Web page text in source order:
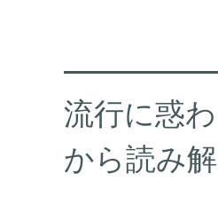
流行に惑
から読み